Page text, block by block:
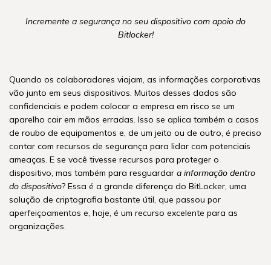
Incremente a segurança no seu dispositivo com apoio do
Bitlocker!
Quando os colaboradores viajam, as informações corporativas
vão junto em seus dispositivos. Muitos desses dados são
confidenciais e podem colocar a empresa em risco se um
aparelho cair em mãos erradas. Isso se aplica também a casos
de roubo de equipamentos e, de um jeito ou de outro, é preciso
contar com recursos de segurança para lidar com potenciais
ameaças. E se você tivesse recursos para proteger o
dispositivo, mas também para resguardar a informação dentro
do dispositivo? Essa é a grande diferença do BitLocker, uma
solução de criptografia bastante útil, que passou por
aperfeiçoamentos e, hoje, é um recurso excelente para as
organizações.